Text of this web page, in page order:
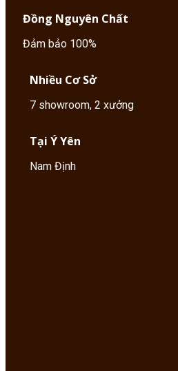
Đồng Nguyên Chất
Đảm bảo 100%
Nhiều Cơ Sở
7 showroom, 2 xưởng
Tại Ý Yên
Nam Định